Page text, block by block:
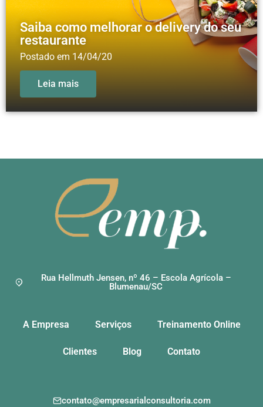
Saiba como melhorar o delivery do seu
restaurante
Postado em 14/04/20
Leia mais
Rua Hellmuth Jensen, nº 46 – Escola Agrícola –
Blumenau/SC
A Empresa Serviços Treinamento Online
Clientes Blog Contato
contato@empresarialconsultoria.com